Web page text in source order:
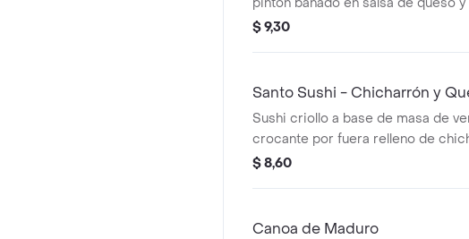
de maduro con queso.
$ 9,30
Santo Sushi - Chicharrón y
Sushi criollo a base de masa de
crocante por fuera relleno de
y queso bañado con salprieta y
$ 8,60
Canoa de Maduro